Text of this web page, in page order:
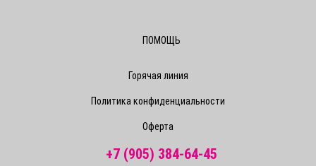
ПОМОЩЬ
Горячая линия
Политика конфиденциальности
Оферта
+7 (905) 384-64-45